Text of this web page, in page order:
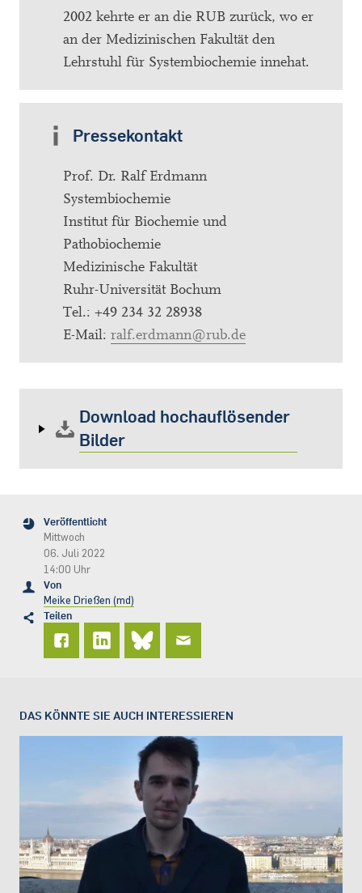
2002 kehrte er an die RUB zurück, wo er
an der Medizinischen Fakultät den
Lehrstuhl für Systembiochemie innehat.
Pressekontakt
Prof. Dr. Ralf Erdmann
Systembiochemie
Institut für Biochemie und
Pathobiochemie
Medizinische Fakultät
Ruhr-Universität Bochum
Tel.: +49 234 32 28938
E-Mail: ralf.erdmann@rub.de
Download hochauflösender
Bilder
Veröffentlicht
Mittwoch
06. Juli 2022
14:00 Uhr
Von
Meike Drießen (md)
Teilen
DAS KÖNNTE SIE AUCH INTERESSIEREN